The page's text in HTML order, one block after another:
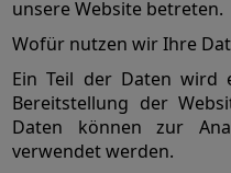
unsere Website betreten.
Wofür nutzen wir Ihre
Ein Teil der Daten wird
Bereitstellung der
Daten können zur
verwendet werden.